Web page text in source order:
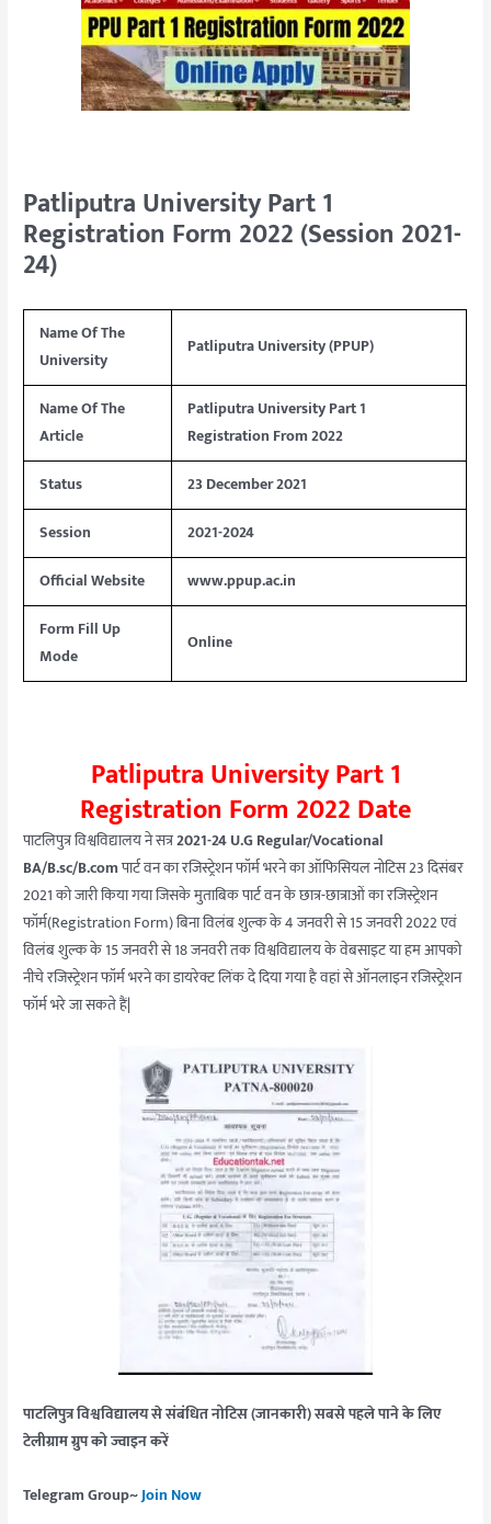
Patliputra University Part 1
Registration Form 2022 (Session 2021-
24)
Name Of The
University
Patliputra University (PPUP)
Name Of The
Article
Patliputra University Part 1
Registration From 2022
Status
23 December 2021
Session
2021-2024
Official Website
www.ppup.ac.in
Form Fill Up
Mode
Online
Patliputra University Part 1
Registration Form 2022 Date
पाटलिपुत्र विश्वविद्यालय ने सत्र2021-24 U.G Regular/Vocational
BA/B.sc/B.comपार्ट वन का रजिस्ट्रेशन फॉर्म भरने का ऑफिसियल नोटिस 23 दिसंबर
2021 को जारी किया गया जिसके मुताबिक पार्ट वन के छात्र-छात्राओं का रजिस्ट्रेशन
फॉर्म(Registration Form) बिना विलंब शुल्क के 4 जनवरी से 15 जनवरी 2022 एवं
विलंब शुल्क के 15 जनवरी से 18 जनवरी तक विश्वविद्यालय के वेबसाइट या हम आपको
नीचे रजिस्ट्रेशन फॉर्म भरने का डायरेक्ट लिंक दे दिया गया है वहां से ऑनलाइन रजिस्ट्रेशन
फॉर्म भरे जा सकते हैं|
पाटलिपुत्र विश्वविद्यालय से संबंधित नोटिस (जानकारी) सबसे पहले पाने के लिए
टेलीग्राम ग्रुप को ज्वाइन करें
Telegram Group~Join Now